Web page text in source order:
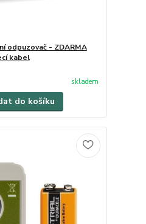
odpuzovač - ZDARMA
kabel
skladem
do košíku